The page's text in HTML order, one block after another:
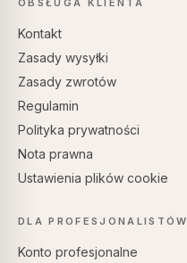
OBSŁUGA KLIENTA
Kontakt
Zasady wysyłki
Zasady zwrotów
Regulamin
Polityka prywatności
Nota prawna
Ustawienia plików cookie
DLA PROFESJONALISTÓW
Konto profesjonalne